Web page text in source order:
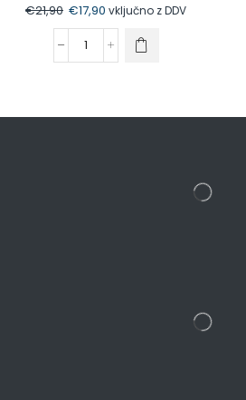
€21,90 €17,90 vključno z DDV